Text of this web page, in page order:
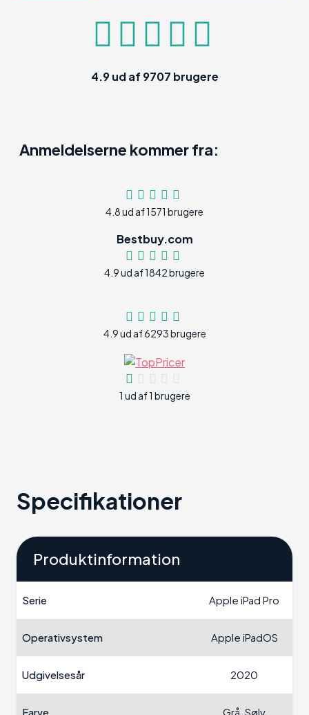
4.9ud af 9707 brugere
Anmeldelserne kommer fra:
4.8 ud af 1571 brugere
Bestbuy.com
4.9 ud af 1842 brugere
4.9 ud af 6293 brugere
1 ud af 1 brugere
Specifikationer
Produktinformation
Serie Apple iPad Pro
Operativsystem Apple iPadOS
Udgivelsesår 2020
Farve Grå, Sølv